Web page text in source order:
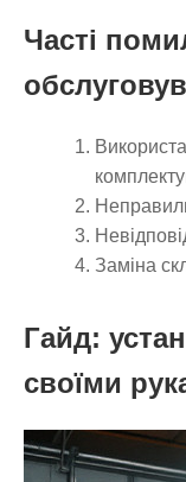
Часті
Заміна
Гайд:
своїми